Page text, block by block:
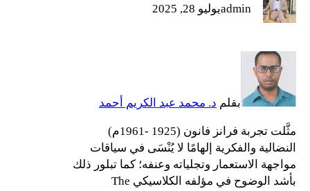
adminيوليو 28, 2025
بقلم د. محمد عبد الكريم أحمد
مثَّلت تجربة فرانز فانون (1925 -1961م)
النضالية والفكرية إلهامًا لا يُنْسَى في سياقات
مواجهة الاستعمار وتجلياته وعنفه؛ كما تبلور ذلك
بأشد الوضوح في مؤلفه الكلاسيكي The